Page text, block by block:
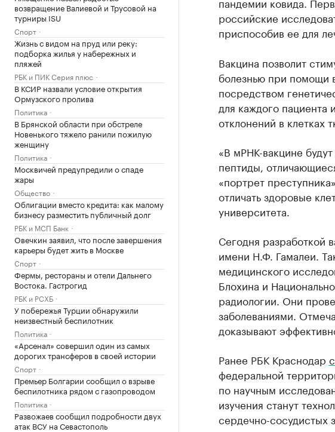
возвращение Валиевой и Трусовой на
турниры ISU
Спорт
Жизнь с видом на пруд или реку:
подборка жилья у набережных и
пляжей
РБК и ПИК Серия плюс
В КСИР назвали условие открытия
Ормузского пролива
Политика
В Брянской области при обстреле
Новенького тяжело ранили пожилую
женщину
Политика
Москвичей предупредили о спаде
жары
Общество
Облигации вместо кредита: как малому
бизнесу разместить публичный долг
РБК и МСП Банк
Овечкин заявил, что после завершения
карьеры будет жить в Москве
Спорт
Фермы, рестораны и отели Дальнего
Востока. Гастрогид
РБК и РСХБ
У побережья Турции обнаружили
неизвестный беспилотник
Политика
«Арсенал» совершил один из самых
дорогих трансферов в своей истории
Спорт
Премьер Болгарии сообщил о взрыве
беспилотника рядом с газопроводом
Политика
Развожаев сообщил подробности двух
атак ВСУ на Севастополь
российские
приспособив ее для
Вакцина позволит
болезнью при помощи
посредством
для каждого пациента
отклонений в клетках
«В мРНК-вакцине
пептиды,
«портрет
отличать здоровые
университета.
Сегодня разработкой
имени Н.Ф. Гамалеи.
медицинского
Блохина и
радиологии. Они
заболеваниями.
доказывают
Ранее РБК Краснодар
федеральной
по научным
изучения станут
сердечно-сосудистых